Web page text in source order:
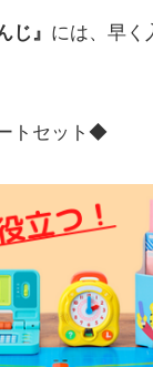
じ』 には、早く
トセット◆